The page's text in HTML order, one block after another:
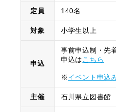
定員 140名
対象 小学生以上
申込
事前申込制・先
申込はこちら
※ イベント申込
主催 石川県立図書館